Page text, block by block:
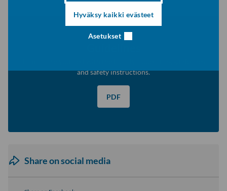
Hyväksy kaikki evästeet
Asetukset
and safety instructions.
PDF
Share on social media